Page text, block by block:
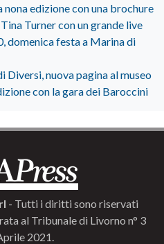
nona edizione con una brochure
Turner con un grande live
domenica festa a Marina di
Diversi, nuova pagina al museo
con la gara dei Baroccini
- Tutti i diritti sono riservati
al Tribunale di Livorno n° 3
2021.